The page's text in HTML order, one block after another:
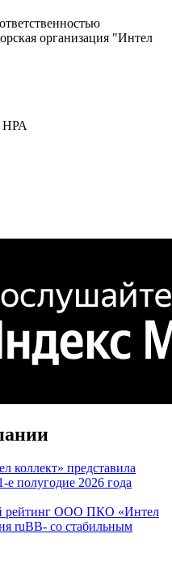
организация "Интел
НРА
коллект» представила
е полугодие 2026 года
рейтинг ООО ПКО «Интел
ruBB- со стабильным